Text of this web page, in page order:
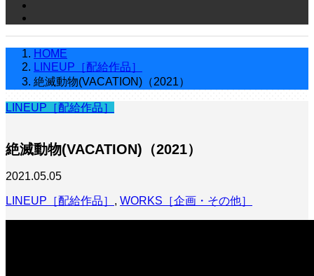
HOME
LINEUP［配給作品］
絶滅動物(VACATION)（2021）
LINEUP［配給作品］
絶滅動物(VACATION)（2021）
2021.05.05
LINEUP［配給作品］ , WORKS［企画・その他］